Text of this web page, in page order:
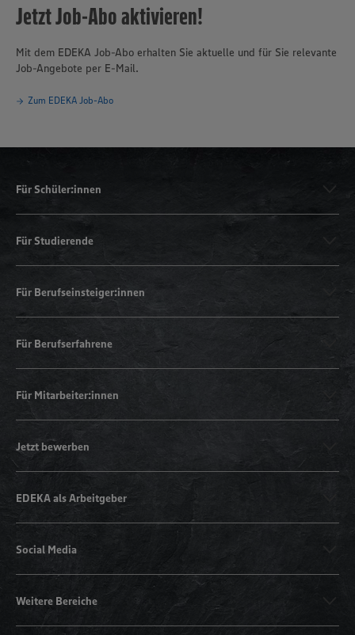
Jetzt Job-Abo aktivieren!
Mit dem EDEKA Job-Abo erhalten Sie aktuelle und für Sie relevante
Job-Angebote per E-Mail.
Zum EDEKA Job-Abo
Für Schüler:innen
Für Studierende
Für Berufseinsteiger:innen
Für Berufserfahrene
Für Mitarbeiter:innen
Jetzt bewerben
EDEKA als Arbeitgeber
Social Media
Weitere Bereiche